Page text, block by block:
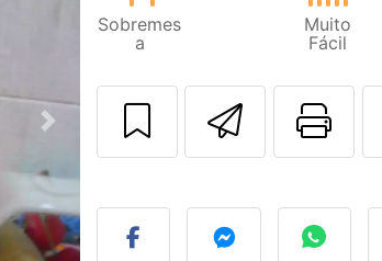
Next
Sobremes
a
Muito
Fácil
Enviar